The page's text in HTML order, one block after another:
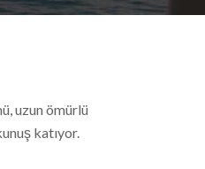
uzun ömürlü
katıyor.